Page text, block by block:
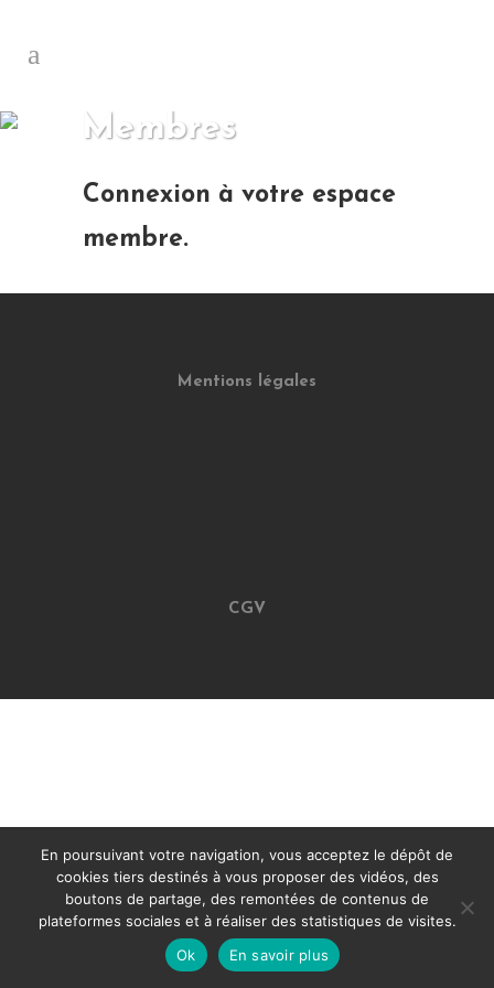
Membres
Connexion à votre espace
membre.
Mentions légales
CGV
En poursuivant votre navigation, vous acceptez le dépôt de
cookies tiers destinés à vous proposer des vidéos, des
boutons de partage, des remontées de contenus de
plateformes sociales et à réaliser des statistiques de visites.
Ok
En savoir plus